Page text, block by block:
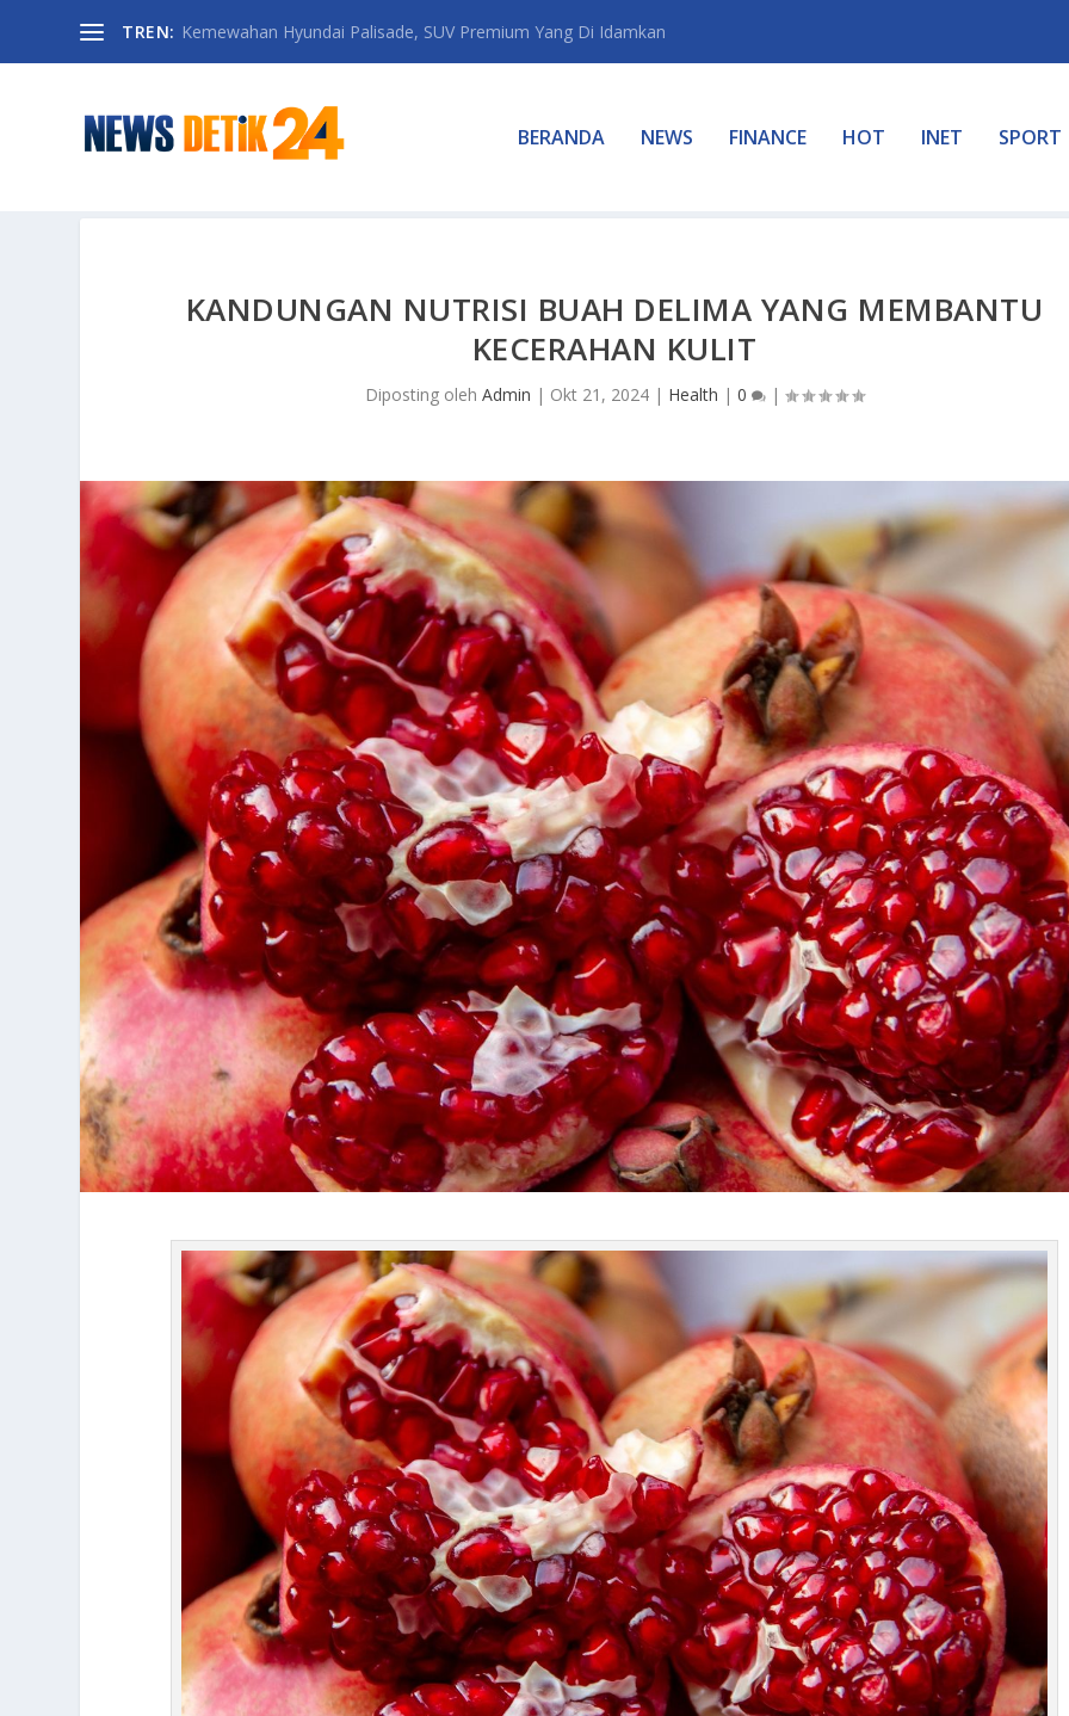
TREN: Kemewahan Hyundai Palisade, SUV Premium Yang Di Idamkan
BERANDA NEWS FINANCE HOT INET SPORT
KANDUNGAN NUTRISI BUAH DELIMA YANG MEMBANTU
KECERAHAN KULIT
Diposting oleh Admin | Okt 21, 2024| Health | 0 |